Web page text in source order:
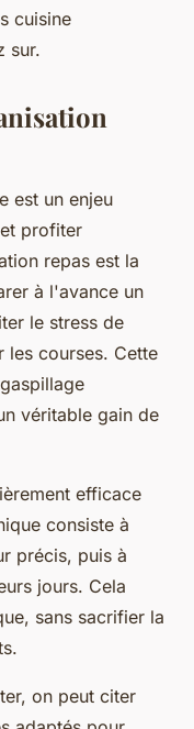
cuisine
sur.
est un enjeu
profiter
repas est la
à l'avance un
le stress de
les courses. Cette
véritable gain de
efficace
consiste à
précis, puis à
jours. Cela
sans sacrifier la
on peut citer